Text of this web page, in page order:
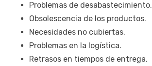
Problemas de desabastecimiento.
Obsolescencia de los productos.
Necesidades no cubiertas.
Problemas en la logística.
Retrasos en tiempos de entrega.